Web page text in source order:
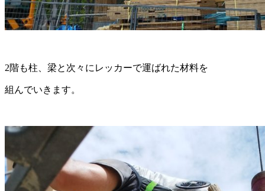
2階も柱、梁と次々にレッカーで運ばれた材料を
組んでいきます。